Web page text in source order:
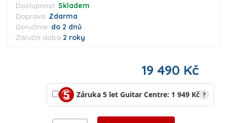
Dostupnost: Skladem
Doprava: Zdarma
Doručíme: do 2 dnů
Záruční doba 2 roky
19 490 Kč
Záruka 5 let Guitar Centre: 1 949 Kč ?